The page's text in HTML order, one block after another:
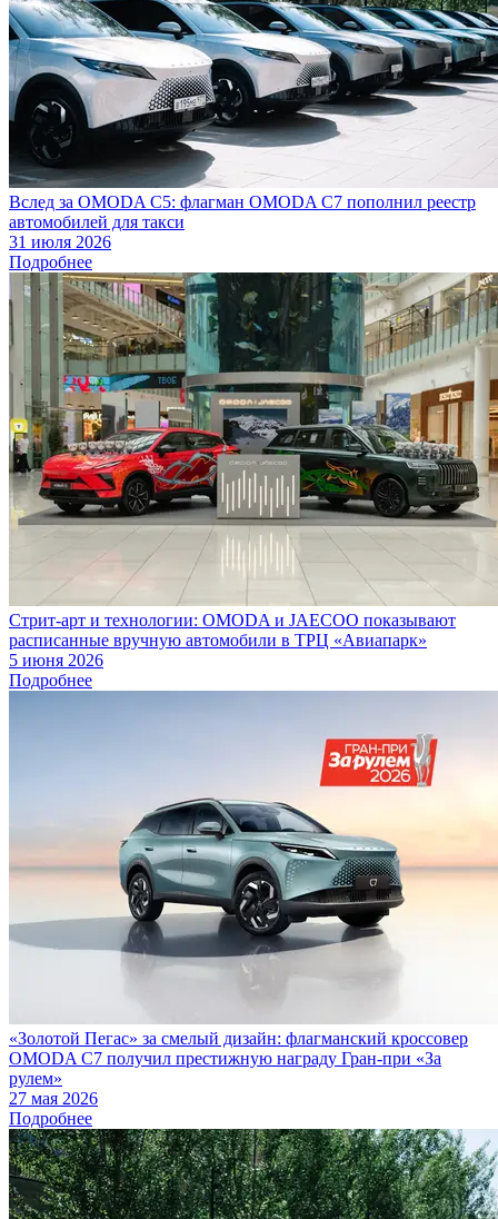
Вслед за OMODA C5: флагман OMODA C7 пополнил реестр
автомобилей для такси
31 июля 2026
Подробнее
Стрит-арт и технологии: OMODA и JAECOO показывают
расписанные вручную автомобили в ТРЦ «Авиапарк»
5 июня 2026
Подробнее
«Золотой Пегас» за смелый дизайн: флагманский кроссовер
OMODA C7 получил престижную награду Гран-при «За
рулем»
27 мая 2026
Подробнее